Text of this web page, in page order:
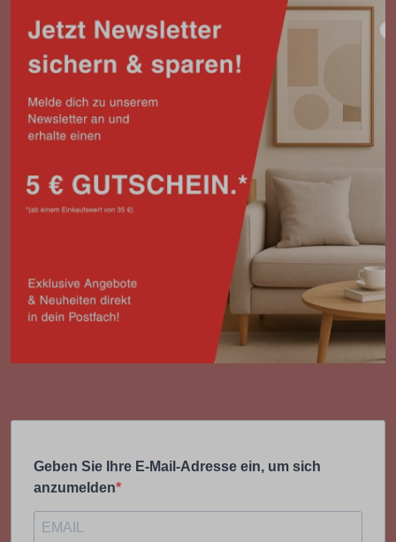
Geben Sie Ihre E-Mail-Adresse ein, um sich
anzumelden